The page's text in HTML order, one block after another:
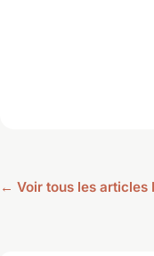
← Voir tous les articles